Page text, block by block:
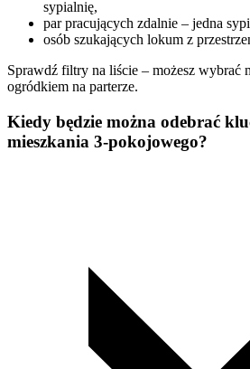
sypialnię,
par pracujących zdalnie – jedna
osób szukających lokum z
Sprawdź filtry na liście – możesz wybrać
ogródkiem na parterze.
Kiedy będzie można odebrać
mieszkania 3-pokojowego?